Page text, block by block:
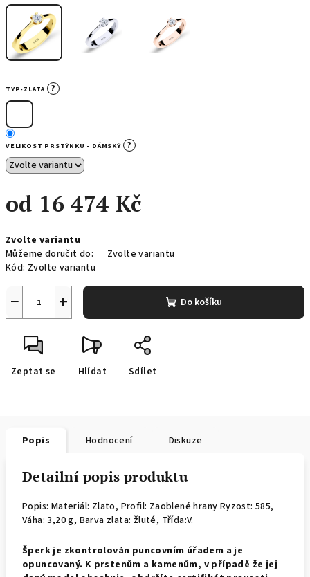
TYP-ZLATA ?
VELIKOST PRSTÝNKU - DÁMSKÝ ?
od 16 474 Kč
cena:
Zvolte variantu
Můžeme doručit do:
Zvolte variantu
Kód: Zvolte variantu
+
− Do košíku
Zeptat se Hlídat Sdílet
Popis Hodnocení Diskuze
Detailní popis produktu
Popis: Materiál: Zlato, Profil: Zaoblené hrany Ryzost: 585,
Váha: 3,20 g, Barva zlata: žluté, Třída:V.
Šperk je zkontrolován puncovním úřadem a je
opuncovaný. K prstenům a kamenům, v případě že jej